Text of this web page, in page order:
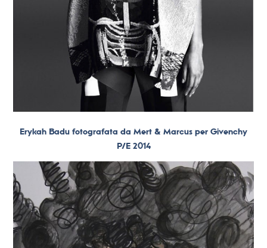
Erykah Badu fotografata da Mert & Marcus per Givenchy
P/E 2014